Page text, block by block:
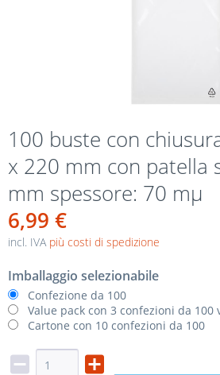
100 buste con
x 220 mm con patella
mm spessore: 70 mµ
6,99 €
incl. IVA più costi di spedizione
Imballaggio selezionabile
Confezione da 100
Value pack con 3 confezioni da 100
Cartone con 10 confezioni da 100